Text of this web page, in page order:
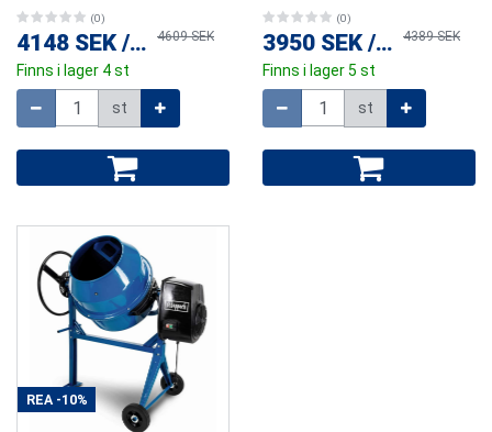
(0)
4148 SEK / st4609 SEK
Finns i lager 4 st
st
(0)
3950 SEK / st4389 SEK
Finns i lager 5 st
st
REA -10%